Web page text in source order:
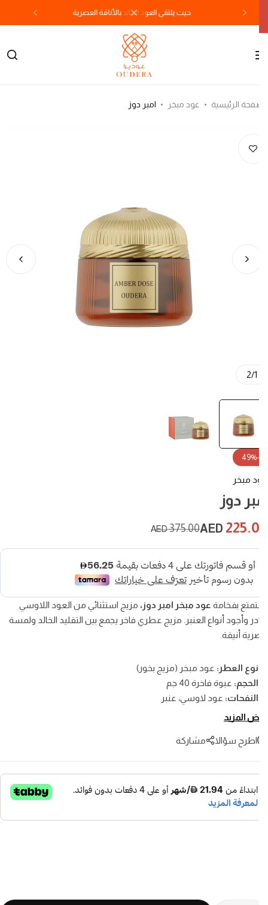
حيث يلتقي العود الخالد بالأناقة العصرية
الرئيسية عود مبخر امبر دوز
2
مبخر
دوز
AED375.00 AED
بفخامةعود مبخر امبر دوز،مزيج استثنائي من العود اللاوسي
وأجود أنواع العنبر. مزيج عطري فاخر يجمع بين التقليد الخالد ولمسة
أنيقة.
نوع العطر:عود مبخر (مزيج بخور)
عبوة فاخرة 40 جم
عود لاوسي، عنبر
المزيد
اطرح سؤالا مشاركة